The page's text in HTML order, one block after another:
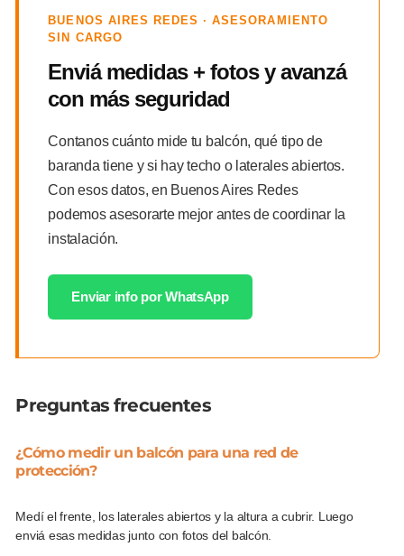
BUENOS AIRES REDES · ASESORAMIENTO
SIN CARGO
Enviá medidas + fotos y avanzá
con más seguridad
Contanos cuánto mide tu balcón, qué tipo de
baranda tiene y si hay techo o laterales abiertos.
Con esos datos, en Buenos Aires Redes
podemos asesorarte mejor antes de coordinar la
instalación.
Enviar info por WhatsApp
Preguntas frecuentes
¿Cómo medir un balcón para una red de
protección?
Medí el frente, los laterales abiertos y la altura a cubrir. Luego
enviá esas medidas junto con fotos del balcón.